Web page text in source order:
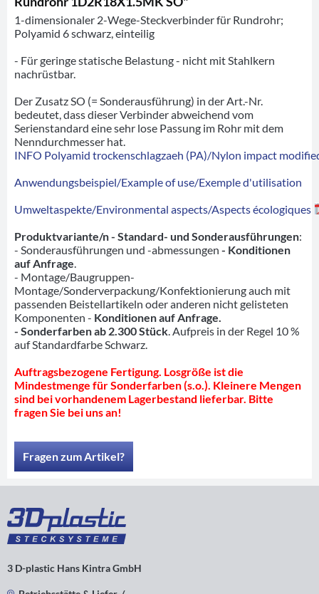
1-dimensionaler 2-Wege-Steckverbinder für Rundrohr;
Polyamid 6 schwarz, einteilig
- Für geringe statische Belastung - nicht mit Stahlkern
nachrüstbar.
Der Zusatz SO (= Sonderausführung) in der Art.-Nr.
bedeutet, dass dieser Verbinder abweichend vom
Serienstandard eine sehr lose Passung im Rohr mit dem
Nenndurchmesser hat.
INFO Polyamid trockenschlagzaeh (PA)/Nylon impact
Anwendungsbeispiel/Example of use/Exemple d'utilisation
Umweltaspekte/Environmental aspects/Aspects écologiques
Produktvariante/n - Standard- und Sonderausführungen:
- Sonderausführungen und -abmessungen - Konditionen
auf Anfrage
- Montage/Baugruppen-
Montage/Sonderverpackung/Konfektionierung auch mit
passenden Beistellartikeln oder anderen nicht gelisteten
Komponenten - Konditionen auf Anfrage.
- Sonderfarben ab 2.300 Stück . Aufpreis in der Regel 10 %
auf Standardfarbe Schwarz.
Auftragsbezogene Fertigung. Losgröße ist die
Mindestmenge für Sonderfarben (s.o.). Kleinere Mengen
sind bei vorhandenem Lagerbestand lieferbar. Bitte
fragen Sie bei uns an!
Fragen zum Artikel?
3 D-plastic Hans Kintra GmbH